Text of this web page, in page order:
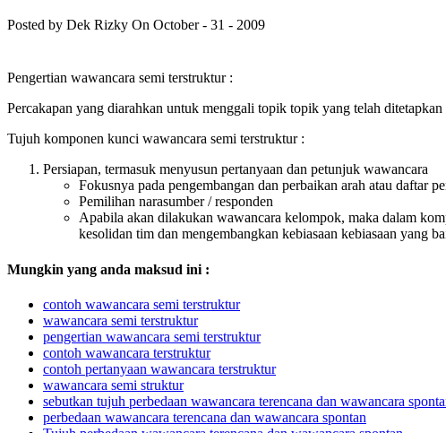
Posted by Dek Rizky On October - 31 - 2009
Pengertian wawancara semi terstruktur :
Percakapan yang diarahkan untuk menggali topik topik yang telah
Tujuh komponen kunci wawancara semi terstruktur :
Persiapan, termasuk menyusun pertanyaan dan petunjuk wawancara
Fokusnya pada pengembangan dan perbaikan arah atau daftar
Pemilihan narasumber / responden
Apabila akan dilakukan wawancara kelompok, maka dalam
kesolidan tim dan mengembangkan kebiasaan kebiasaan yang
Mungkin yang anda maksud ini :
contoh wawancara semi terstruktur
wawancara semi terstruktur
pengertian wawancara semi terstruktur
contoh wawancara terstruktur
contoh pertanyaan wawancara terstruktur
wawancara semi struktur
sebutkan tujuh perbedaan wawancara terencana dan wawancara
perbedaan wawancara terencana dan wawancara spontan